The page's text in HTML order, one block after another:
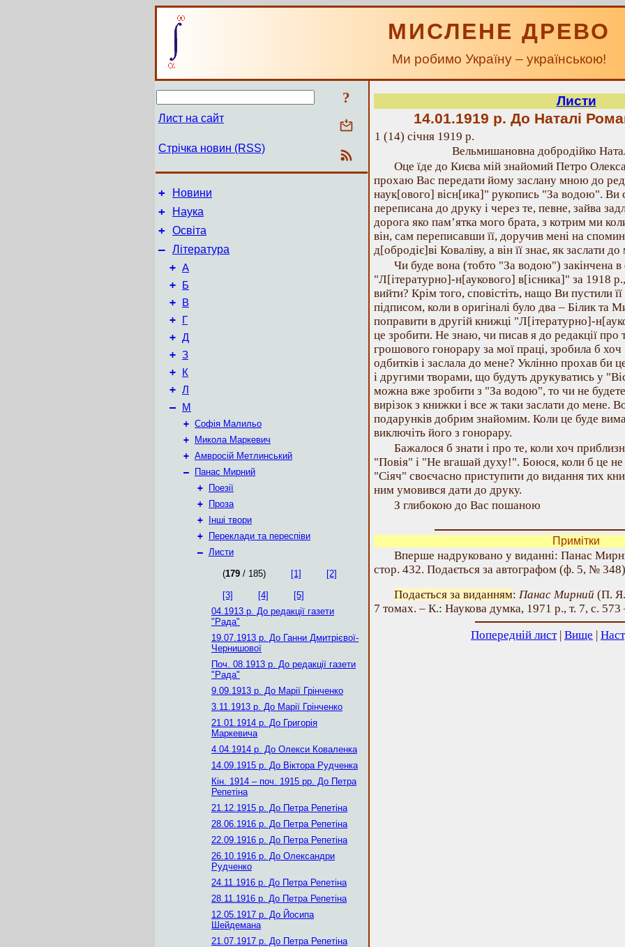
МИСЛЕНЕ ДРЕВО
Ми робимо Україну – українською!
?
Лист на сайт
Стрічка новин (RSS)
+ Новини
+ Наука
+ Освіта
– Література
+ А
+ Б
+ В
+ Г
+ Д
+ З
+ К
+ Л
– М
+ Софія Малильо
+
Микола Маркевич
+ Амвросій Метлинський
–
Панас Мирний
+
Поезії
+
Проза
+
Інші твори
+
Переклади та переспіви
– Листи
(179 / 185) [1] [2]
[3] [4]
[5]
04.1913 р. До редакції газети
"Рада"
19.07.1913 р. До Ганни Дмитрієвої-
Чернишової
Поч. 08.1913 р. До редакції газети
"Рада"
9.09.1913 р. До Марії Грінченко
3.11.1913 р. До Марії Грінченко
21.01.1914 р. До Григорія
Маркевича
4.04.1914 р. До Олекси Коваленка
14.09.1915 р. До Віктора Рудченка
Кін. 1914 – поч. 1915 рр. До Петра
Репетіна
21.12.1915 р. До Петра Репетіна
28.06.1916 р. До Петра Репетіна
22.09.1916 р. До Петра Репетіна
26.10.1916 р. До Олександри
Рудченко
24.11.1916 р. До Петра Репетіна
28.11.1916 р. До Петра Репетіна
12.05.1917 р. До Йосипа
Шейдемана
21.07.1917 р. До Петра Репетіна
Листи
14.01.1919 р. До Наталі
1 (14) січня 1919 р.
Вельмишановна добродійко
Оце їде до Києва мій знайомий Петро
прохаю Вас передати йому заслану мною до
наук[ового] вісн[ика]" рукопись "За водою". Ви
переписана до друку і через те, певне, зайва
дорога яко пам’ятка мого брата, з котрим ми
він, сам переписавши її, доручив мені на
д[обродіє]ві Коваліву, а він її знає, як заслати
Чи буде вона (тобто "За водою") закінчена в
"Л[ітературно]-н[аукового] в[існика]" за 1918
вийти? Крім того, сповістіть, нащо Ви пустили
підписом, коли в оригіналі було два – Білик
поправити в другій книжці "Л[ітературно]-
це зробити. Не знаю, чи писав я до редакції про
грошового гонорару за мої праці, зробила б
одбитків і заслала до мене? Уклінно прохав би
і другими творами, що будуть друкуватись у
можна вже зробити з "За водою", то чи не будете
вирізок з книжки і все ж таки заслати до мене.
подарунків добрим знайомим. Коли це буде
виключіть його з гонорару.
Бажалося б знати і про те, коли хоч
"Повія" і "Не вгашай духу!". Боюся, коли б це не
"Сіяч" своєчасно приступити до видання тих
ним умовився дати до друку.
З глибокою до Вас пошаною
Примітки
Вперше надруковано у виданні: Панас
стор. 432. Подається за автографом (ф. 5, №
Подається за виданням: Панас Мирний (П. Я.
7 томах. – К.: Наукова думка, 1971 р., т. 7, с. 573
Попередній лист| Вище |